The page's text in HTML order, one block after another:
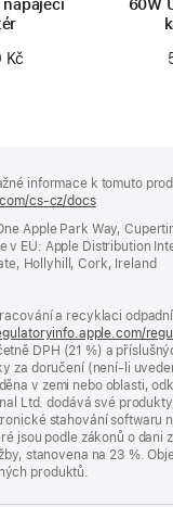
napájecí
Kč
60W
informace k tomuto
cs-cz/docs(otevře
v novém
okně)
Apple Park Way,
v EU: Apple Distribution
Hollyhill, Cork, Ireland
a recyklaci
DPH (21 %) a
za doručení (není-li
v zemi nebo oblasti,
Ltd. dodává své
stahování softwaru
jsou podle zákonů o dani
stanovena na 23 %.
produktů.